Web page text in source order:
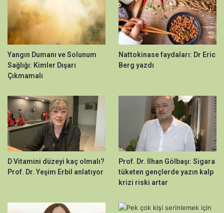
Yangın Dumanı ve Solunum
Sağlığı: Kimler Dışarı
Çıkmamalı
Nattokinase faydaları: Dr Eric
Berg yazdı
D Vitamini düzeyi kaç olmalı?
Prof. Dr. Yeşim Erbil anlatıyor
Prof. Dr. İlhan Gölbaşı: Sigara
tüketen gençlerde yazın kalp
krizi riski artar